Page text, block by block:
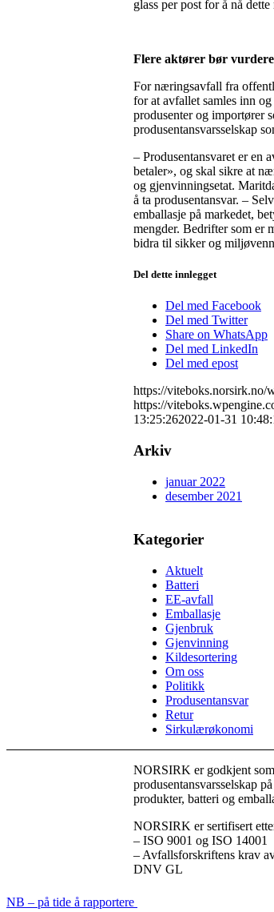
glass per post for å nå
Flere aktører bør
For næringsavfall fra
for at avfallet samles inn
produsenter og importører
produsentansvarsselskap
– Produsentansvaret er en
betaler», og skal sikre at
og gjenvinningsetat.
å ta produsentansvar. –
emballasje på markedet,
mengder. Bedrifter som er
bidra til sikker og
Del dette innlegget
Del med Facebook
Del med Twitter
Share on WhatsApp
Del med LinkedIn
Del med epost
https://viteboks.norsirk.no/
https://
13:25:262022-01-31
Arkiv
januar 2022
desember 2021
Kategorier
Aktuelt
Batteri
EE-avfall
Emballasje
Gjenbruk
Gjenvinning
Kildesortering
Om oss
Politikk
Produsentansvar
Retur
Sirkulærøkonomi
NORSIRK er godkjent som
produsentansvarsselskap
produkter, batteri og
NORSIRK er sertifisert
– ISO 9001 og ISO 14001
– Avfallsforskriftens krav
DNV GL
NB – på tide å rapportere